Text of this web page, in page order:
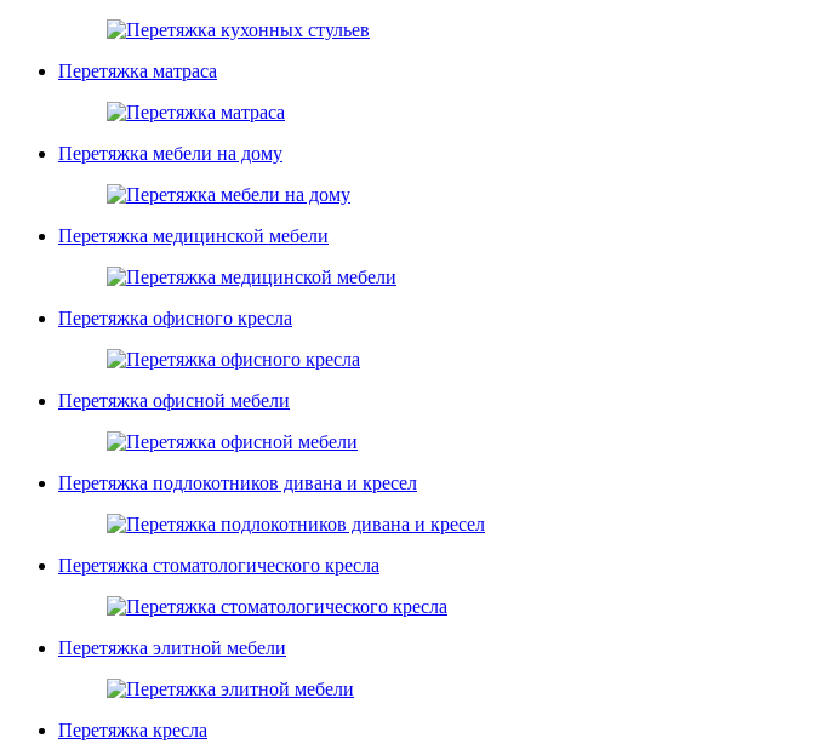
Перетяжка матраса
Перетяжка мебели на дому
Перетяжка медицинской мебели
Перетяжка офисного кресла
Перетяжка офисной мебели
Перетяжка подлокотников дивана и кресел
Перетяжка стоматологического кресла
Перетяжка элитной мебели
Перетяжка кресла